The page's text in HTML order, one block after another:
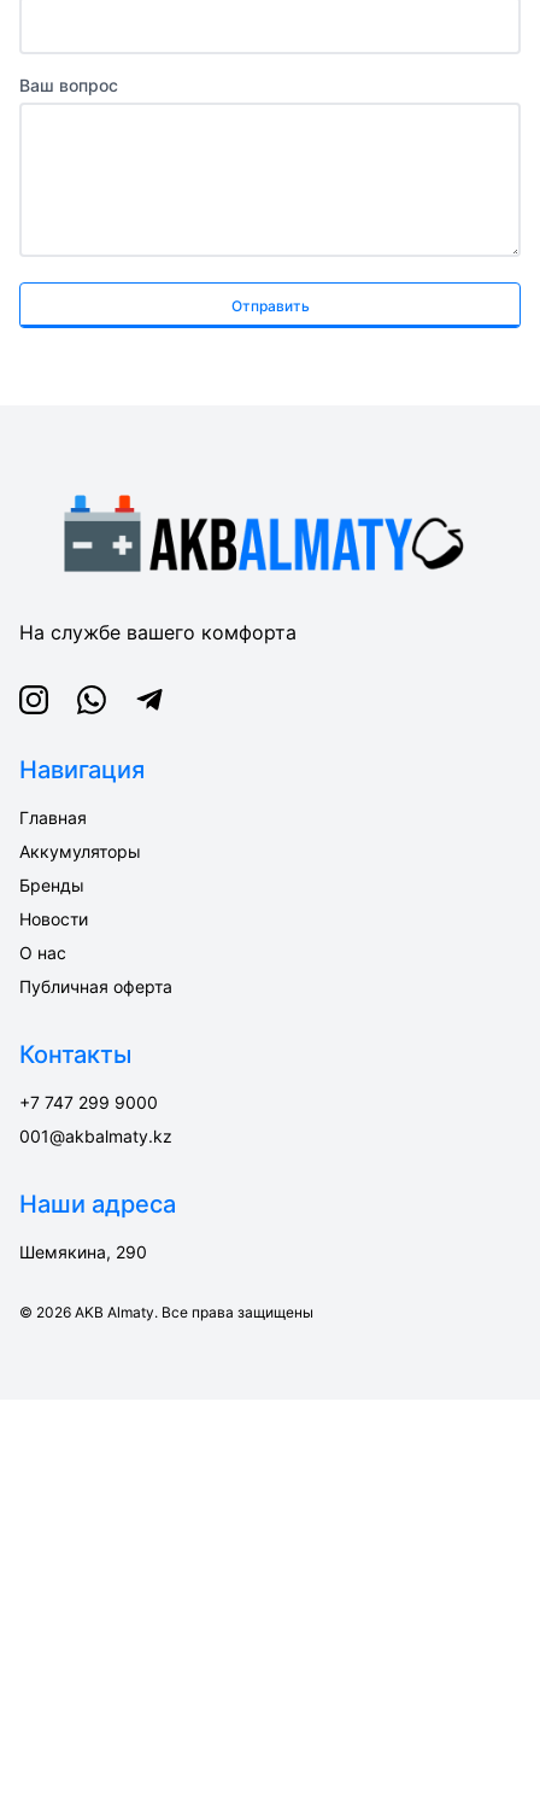
Ваш вопрос
Отправить
На службе вашего комфорта
InstagramWhatsappTelegram
Навигация
Главная
Аккумуляторы
Бренды
Новости
О нас
Публичная оферта
Контакты
+7 747 299 9000
001@akbalmaty.kz
Наши адреса
Шемякина, 290
© 2026 AKB Almaty. Все права защищены